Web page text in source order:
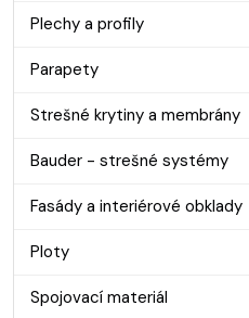
Plechy a profily
Parapety
Strešné krytiny a membrány
Bauder - strešné systémy
Fasády a interiérové obklady
Ploty
Spojovací materiál